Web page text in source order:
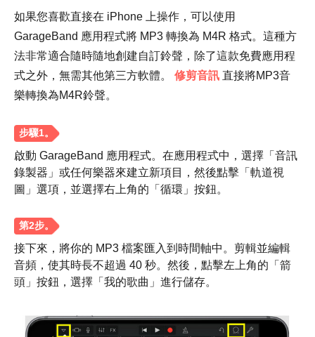
步驟1。
第2步。
如果您喜歡直接在 iPhone 上操作，可以使用
GarageBand 應用程式將 MP3 轉換為 M4R 格式。這種方
法非常適合隨時隨地創建自訂鈴聲，除了這款免費應用程
式之外，無需其他第三方軟體。 修剪音訊 直接將MP3音
樂轉換為M4R鈴聲。
啟動 GarageBand 應用程式。在應用程式中，選擇「音訊
錄製器」或任何樂器來建立新項目，然後點擊「軌道視
圖」選項，並選擇右上角的「循環」按鈕。
接下來，將你的 MP3 檔案匯入到時間軸中。剪輯並編輯
音頻，使其時長不超過 40 秒。然後，點擊左上角的「箭
頭」按鈕，選擇「我的歌曲」進行儲存。